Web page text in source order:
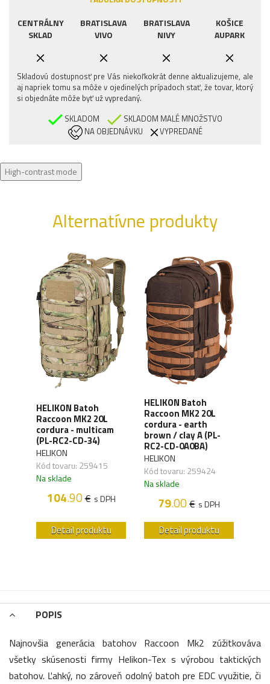
CENTRÁLNY
SKLAD
BRATISLAVA
VIVO
BRATISLAVA
NIVY
KOŠICE
AUPARK
Skladovú dostupnosť pre Vás niekoľkokrát denne aktualizujeme, ale
aj napriek tomu sa môže v ojedinelých prípadoch stať, že tovar, ktorý
si objednáte môže byť už vypredaný.
SKLADOM
SKLADOM MALÉ MNOŽSTVO
NA OBJEDNÁVKU
VYPREDANÉ
High-contrast mode
Alternatívne produkty
HELIKON Batoh
Raccoon MK2 20L
cordura - multicam
(PL-RC2-CD-34)
HELIKON
Kód tovaru: 259415
Na sklade
104.90€ s DPH
Detail produktu
HELIKON Batoh
Raccoon MK2 20L
cordura - earth
brown / clay A (PL-
RC2-CD-0A0BA)
HELIKON
Kód tovaru: 259424
Na sklade
79.00€ s DPH
Detail produktu
POPIS
Najnovšia generácia batohov Raccoon Mk2 zúžitkováva
všetky skúsenosti firmy Helikon-Tex s výrobou taktických
batohov. Ľahký, no zároveň odolný batoh pre EDC využitie, či